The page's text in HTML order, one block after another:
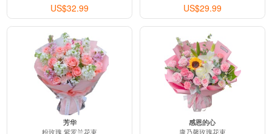
US$32.99 US$29.99
芳华
粉玫瑰 紫罗兰花束
感恩的心
康乃馨玫瑰花束